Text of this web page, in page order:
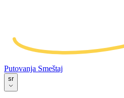
Putovanja Smeštaj
sr